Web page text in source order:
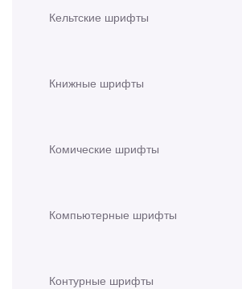
Кельтские шрифты
Книжные шрифты
Комические шрифты
Компьютерные шрифты
Контурные шрифты